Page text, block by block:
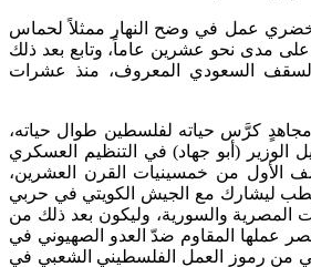
عمل في وضح النهار ممثلاً لحماس
مدى نحو عشرين عاماً، وتابع بعد ذلك
السعودي المعروف، منذ عشرات
كرَّس حياته لفلسطين طوال حياته،
الوزير (أبو جهاد) في التنظيم العسكري
الأول من خمسينيات القرن العشرين،
ليشارك مع الجيش الكويتي في حربي
الجبهات المصرية والسورية، وليكون بعد ذلك من
عملها المقاوم ضدّ العدو الصهيوني في
من رموز العمل الفلسطيني الشعبي في